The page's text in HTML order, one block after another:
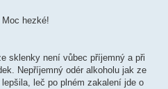
hezké!
sklenky není vůbec příjemný a při
Nepříjemný odér alkoholu jak ze
leč po plném zakalení jde o